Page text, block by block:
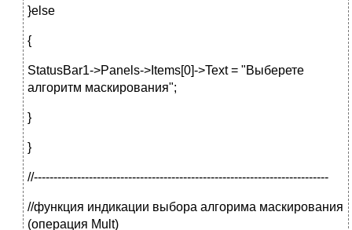
}else
{
StatusBar1->Panels->Items[0]->Text = "Выберете
алгоритм маскирования";
}
}
//---------------------------------------------------------------------------
//функция индикации выбора алгорима маскирования
(операция Mult)